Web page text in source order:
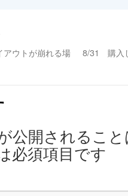
アウトが崩れる場
8/31 購入
公開されるこ
必須項目です